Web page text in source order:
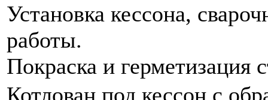
Установка кессона,
работы.
Покраска и герметизация
Котлован под кессон с